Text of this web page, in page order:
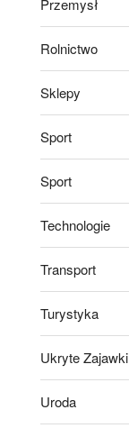
Rolnictwo
Sklepy
Sport
Sport
Technologie
Transport
Turystyka
Ukryte Zajawki
Uroda